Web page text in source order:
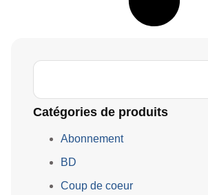
Catégories de produits
Abonnement
BD
Coup de coeur